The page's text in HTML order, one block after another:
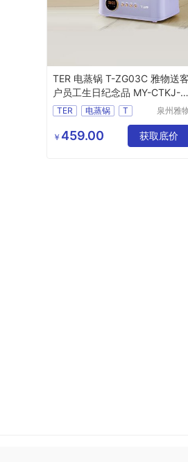
TER 电蒸锅 T-ZG03C 雅物送
户员工生日纪念品 MY-CTKJ-
(T)-34
TER 电蒸锅
T
送客户员工生日纪念品
34
泉州雅
公司
￥ 459.00 获取底价